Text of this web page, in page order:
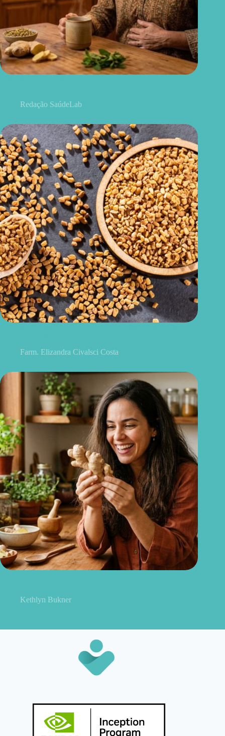
Redação SaúdeLab
Farm. Elizandra Civalsci Costa
Kethlyn Bukner